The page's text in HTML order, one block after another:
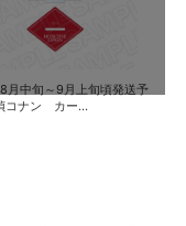
8月中旬～9月上旬頃発送予
コナン カー...